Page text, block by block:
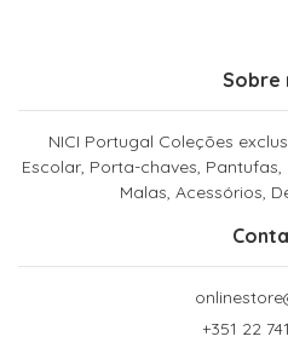
Sobre
NICI Portugal Coleções
Escolar, Porta-chaves,
Malas, Acessórios,
+351 22